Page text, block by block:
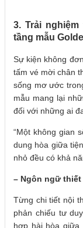
3. Trải
tầng mẫu
Sự kiện không
tấm vé mời chân
sống mơ ước
mẫu mang lại
đối với những ai
“Một không gian
dung hòa giữa
nhỏ đều có khả
– Ngôn ngữ
Từng chi tiết nội
phản chiếu tư
hợp hài hòa giữa